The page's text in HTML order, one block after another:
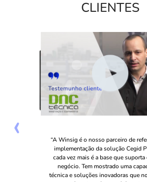
CLIENTES
“A Winsig é o nosso parceiro de
implementação da solução Cegid
cada vez mais é a base que
negócio. Tem mostrado uma
técnica e soluções inovadoras que
‹